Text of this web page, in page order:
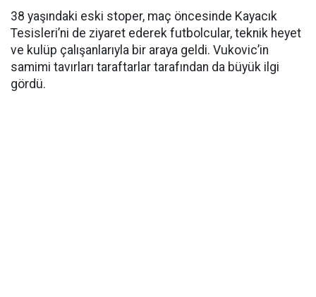
38 yaşındaki eski stoper, maç öncesinde Kayacık
Tesisleri’ni de ziyaret ederek futbolcular, teknik heyet
ve kulüp çalışanlarıyla bir araya geldi. Vukovic’in
samimi tavırları taraftarlar tarafından da büyük ilgi
gördü.